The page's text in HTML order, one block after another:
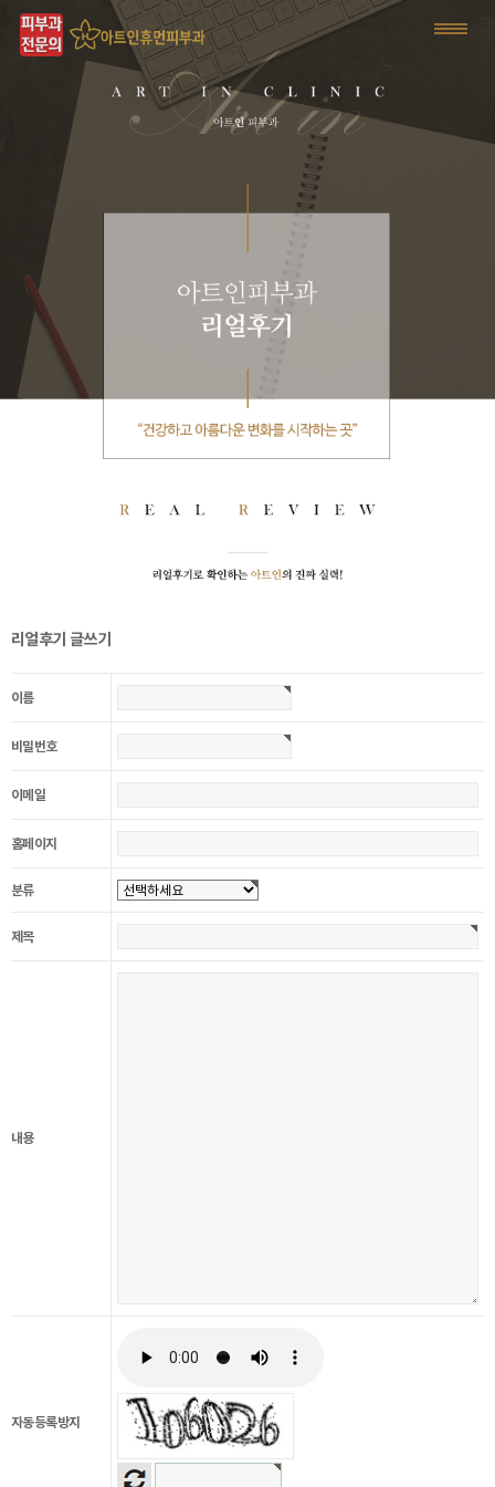
리얼후기 글쓰기
이름
비밀번호
이메일
홈페이지
분류
제목
내용
자동등록방지